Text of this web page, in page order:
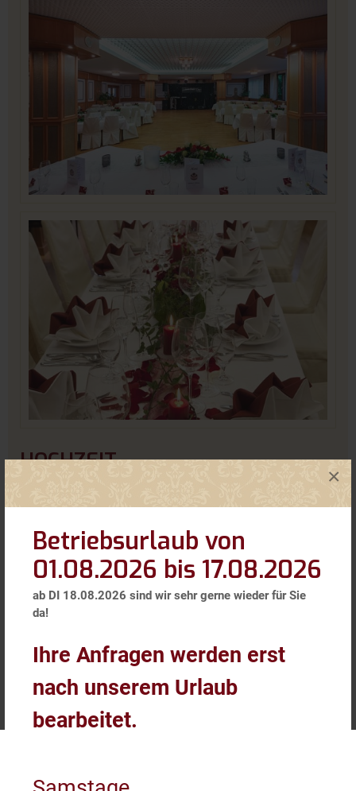
Betriebsurlaub von
01.08.2026 bis 17.08.2026
ab DI 18.08.2026 sind wir sehr gerne wieder für Sie
da!
Ihre Anfragen werden erst
nach unserem Urlaub
bearbeitet.
×
HOCHZEIT
unterstützen Sie professionell bei der Planung und
Kreativität. Feiern will eben gelernt sein!
Gerne können Sie in unserem Garten-Pavillon nach
schließen.
TAUFE, ERSTKOMMUNION,